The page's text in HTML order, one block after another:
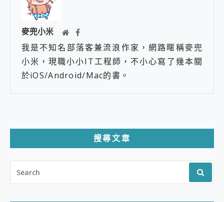
麥兜小米
我是不知名部落客兼流浪作家，網路暱稱麥兜
小米，現職小小IT工程師，不小心寫了幾本關
於iOS/Android/Mac的書。
搜尋文章
FOR: